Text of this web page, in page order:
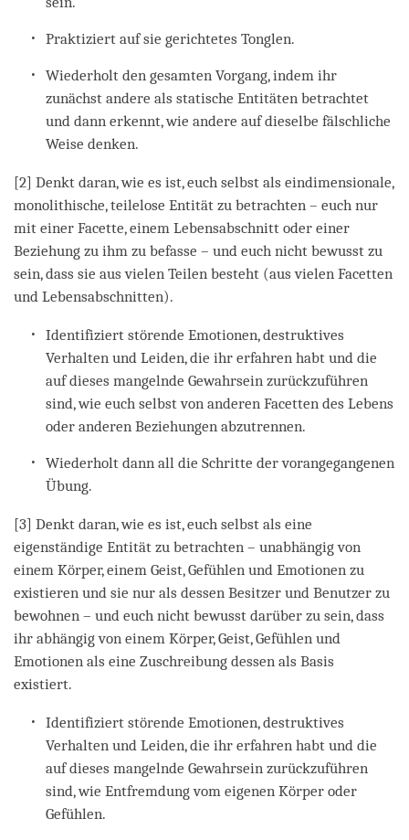
Praktiziert auf sie gerichtetes Tonglen.
Wiederholt den gesamten Vorgang, indem ihr
zunächst andere als statische Entitäten betrachtet
und dann erkennt, wie andere auf dieselbe fälschliche
Weise denken.
[2] Denkt daran, wie es ist, euch selbst als eindimensionale,
monolithische, teilelose Entität zu betrachten – euch nur
mit einer Facette, einem Lebensabschnitt oder einer
Beziehung zu ihm zu befasse – und euch nicht bewusst zu
sein, dass sie aus vielen Teilen besteht (aus vielen Facetten
und Lebensabschnitten).
Identifiziert störende Emotionen, destruktives
Verhalten und Leiden, die ihr erfahren habt und die
auf dieses mangelnde Gewahrsein zurückzuführen
sind, wie euch selbst von anderen Facetten des Lebens
oder anderen Beziehungen abzutrennen.
Wiederholt dann all die Schritte der vorangegangenen
Übung.
[3] Denkt daran, wie es ist, euch selbst als eine
eigenständige Entität zu betrachten – unabhängig von
einem Körper, einem Geist, Gefühlen und Emotionen zu
existieren und sie nur als dessen Besitzer und Benutzer zu
bewohnen – und euch nicht bewusst darüber zu sein, dass
ihr abhängig von einem Körper, Geist, Gefühlen und
Emotionen als eine Zuschreibung dessen als Basis
existiert.
Identifiziert störende Emotionen, destruktives
Verhalten und Leiden, die ihr erfahren habt und die
auf dieses mangelnde Gewahrsein zurückzuführen
sind, wie Entfremdung vom eigenen Körper oder
Gefühlen.